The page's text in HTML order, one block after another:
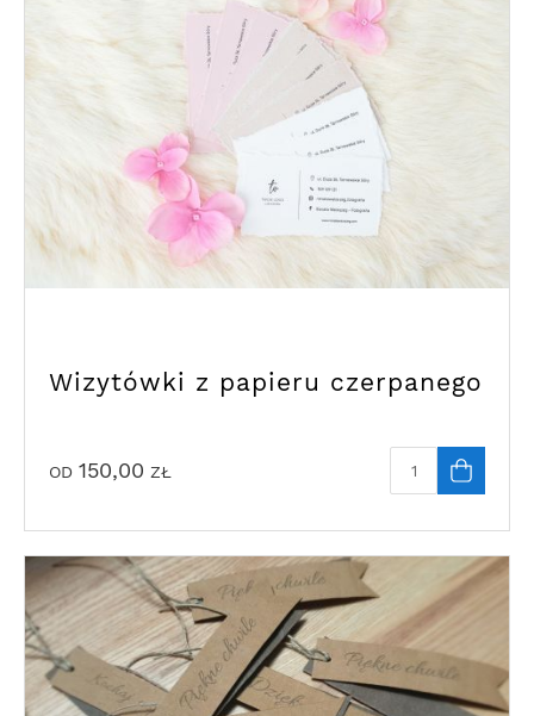
Wizytówki z papieru czerpanego
OD 150,00 ZŁ